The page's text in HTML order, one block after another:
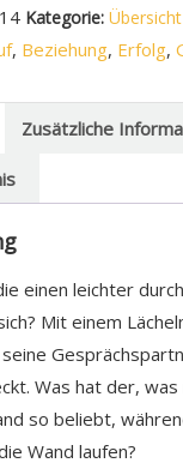
Kategorie:
, Beziehung, Erfolg,
Zusätzliche
einen leichter
Mit einem
seine
Was hat der, was
so beliebt,
Wand laufen?